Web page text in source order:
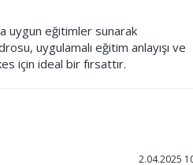
uygun eğitimler sunarak
uygulamalı eğitim anlayışı ve
için ideal bir fırsattır.
2.04.2025